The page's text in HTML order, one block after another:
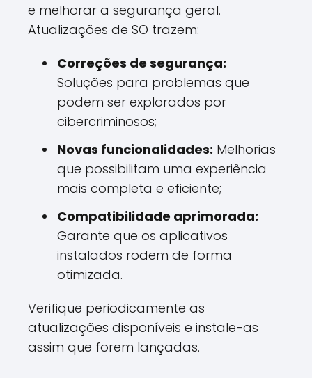
e melhorar a segurança geral.
Atualizações de SO trazem:
Correções de segurança:
Soluções para problemas que
podem ser explorados por
cibercriminosos;
Novas funcionalidades: Melhorias
que possibilitam uma experiência
mais completa e eficiente;
Compatibilidade aprimorada:
Garante que os aplicativos
instalados rodem de forma
otimizada.
Verifique periodicamente as
atualizações disponíveis e instale-as
assim que forem lançadas.